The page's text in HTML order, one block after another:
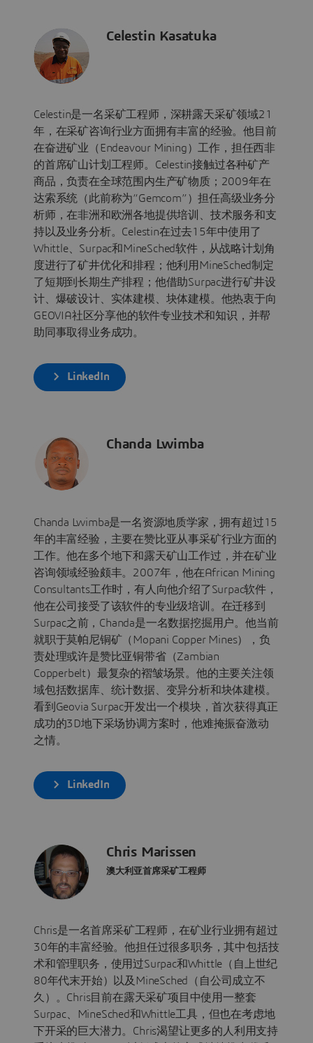
Celestin Kasatuka
Celestin是一名采矿工程师，深耕露天采矿领域21
年，在采矿咨询行业方面拥有丰富的经验。他目前
在奋进矿业（Endeavour Mining）工作，担任西非
的首席矿山计划工程师。Celestin接触过各种矿产
商品，负责在全球范围内生产矿物质；2009年在
达索系统（此前称为“Gemcom”）担任高级业务分
析师，在非洲和欧洲各地提供培训、技术服务和支
持以及业务分析。Celestin在过去15年中使用了
Whittle、Surpac和MineSched软件，从战略计划角
度进行了矿井优化和排程；他利用MineSched制定
了短期到长期生产排程；他借助Surpac进行矿井设
计、爆破设计、实体建模、块体建模。他热衷于向
GEOVIA社区分享他的软件专业技术和知识，并帮
助同事取得业务成功。
LinkedIn
Chanda Lwimba
Chanda Lwimba是一名资源地质学家，拥有超过15
年的丰富经验，主要在赞比亚从事采矿行业方面的
工作。他在多个地下和露天矿山工作过，并在矿业
咨询领域经验颇丰。2007年，他在African Mining
Consultants工作时，有人向他介绍了Surpac软件，
他在公司接受了该软件的专业级培训。在迁移到
Surpac之前，Chanda是一名数据挖掘用户。他当前
就职于莫帕尼铜矿（Mopani Copper Mines），负
责处理或许是赞比亚铜带省（Zambian
Copperbelt）最复杂的褶皱场景。他的主要关注领
域包括数据库、统计数据、变异分析和块体建模。
看到Geovia Surpac开发出一个模块，首次获得真正
成功的3D地下采场协调方案时，他难掩振奋激动
之情。
LinkedIn
Chris Marissen
澳大利亚首席采矿工程师
Chris是一名首席采矿工程师，在矿业行业拥有超过
30年的丰富经验。他担任过很多职务，其中包括技
术和管理职务，使用过Surpac和Whittle（自上世纪
80年代末开始）以及MineSched（自公司成立不
久）。Chris目前在露天采矿项目中使用一整套
Surpac、MineSched和Whittle工具，但也在考虑地
下开采的巨大潜力。Chris渴望让更多的人利用支持